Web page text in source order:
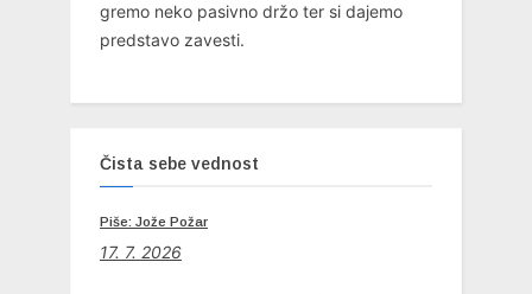
gremo neko pasivno držo ter si dajemo
predstavo zavesti.
Čista sebe vednost
Piše: Jože Požar
17. 7. 2026